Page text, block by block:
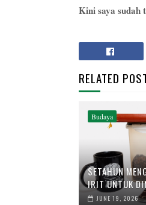
Kini saya sudah
RELATED
Budaya
SETAHUN
IRIT UNTUK
JUNE 19, 2026